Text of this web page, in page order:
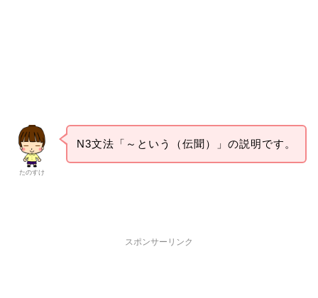
たのすけ
N3文法「～という（伝聞）」の説明です。
スポンサーリンク